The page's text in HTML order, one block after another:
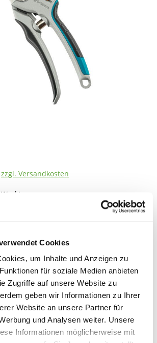
Cookies
um Inhalte und Anzeigen zu
für soziale Medien anbieten
Zugriffe auf unsere Website zu
geben wir Informationen zu Ihrer
Website an unsere Partner für
und Analysen weiter. Unsere
Informationen möglicherweise mit
zzgl. Versandkosten
Gib den gewünschten
In den Warenkorb